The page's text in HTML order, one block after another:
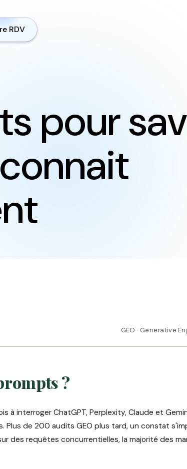
RDV
pour
GEO · Generative
?
à interroger ChatGPT, Perplexity, Claude et
Plus de 200 audits GEO plus tard, un constat
des requêtes concurrentielles, la majorité des